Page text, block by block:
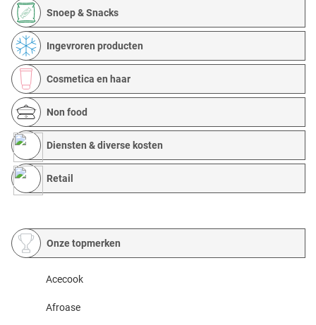
Snoep & Snacks
Ingevroren producten
Cosmetica en haar
Non food
Diensten & diverse kosten
Retail
Onze topmerken
Acecook
Afroase